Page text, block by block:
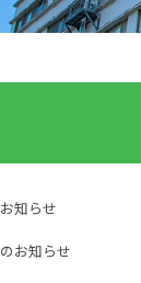
知らせ
お知らせ